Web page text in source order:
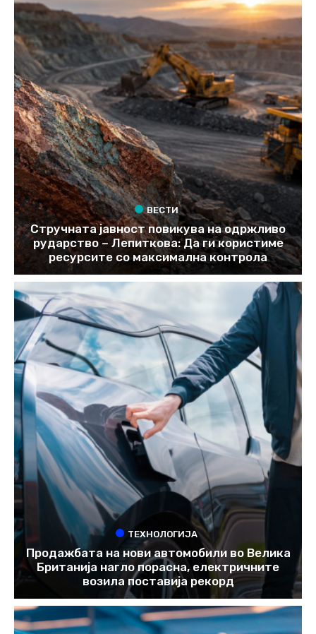
ВЕСТИ
Стручната јавност повикува на одржливо
рударство – Лепиткова: Да ги користиме
ресурсите со максимална контрола
ТЕХНОЛОГИЈА
Продажбата на нови автомобили во Велика
Британија нагло порасна, електричните
возила поставија рекорд